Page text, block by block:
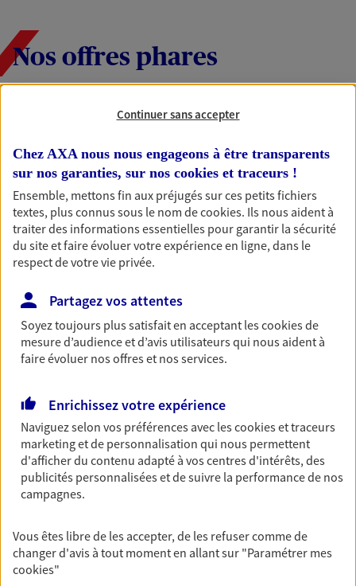
Nos offres phares
Réalisez vos projets grâce à votre épargne : achat
immobilier, études des enfants ou voyage autour
du monde… Épargnez à votre rythme et
simplement, selon votre profil.
Retraite
Préparez sereinement ce nouveau chapitre de
votre vie avec les conseils d'un expert. Découvrez
notre solution PER (Plan Epargne Retraite)
spécialement conçue pour la retraite.
Couvrez vos dépenses de santé ainsi que celles de
votre famille avec la complémentaire santé qui
vous ressemble.
Prévoyance
Pour un avenir serein, assurez-vous avec notre
d'accident ou de maladie en optant pour les
garanties incapacité temporaire totale de travail,
invalidité ou de décès.
Continuer sans accepter
Chez AXA nous nous engageons à être transparents
sur nos garanties, sur nos cookies et traceurs !
Ensemble, mettons fin aux préjugés sur ces petits fichiers
textes, plus connus sous le nom decookies. Ils nous aident à
traiter des informations essentielles pour garantir la sécurité
du site et faire évoluer votre expérience en ligne, dans le
respect de votre vie privée.
Partagez vos attentes
Soyez toujours plus satisfait en acceptant lescookiesde
mesure d’audience et d’avis utilisateurs qui nous aident à
faire évoluer nos offres et nos services.
Enrichissez votre expérience
Naviguez selon vos préférences avec lescookies et traceurs
marketing et de personnalisation qui nous permettent
d'afficher du contenu adapté à vos centres d'intérêts, des
publicités personnalisées et de suivre la performance de nos
campagnes.
Vous êtes libre de les accepter, de les refuser comme de
changer d'avis à tout moment en allant sur "Paramétrer mes
cookies"